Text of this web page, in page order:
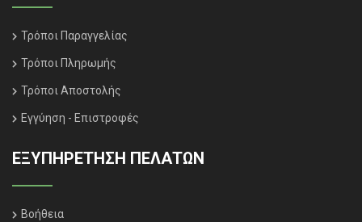
Τρόποι Παραγγελίας
Τρόποι Πληρωμής
Τρόποι Αποστολής
Εγγύηση - Επιστροφές
ΕΞΥΠΗΡΈΤΗΣΗ ΠΕΛΑΤΏΝ
Βοήθεια